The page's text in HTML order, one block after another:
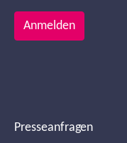
Anmelden
Presseanfragen